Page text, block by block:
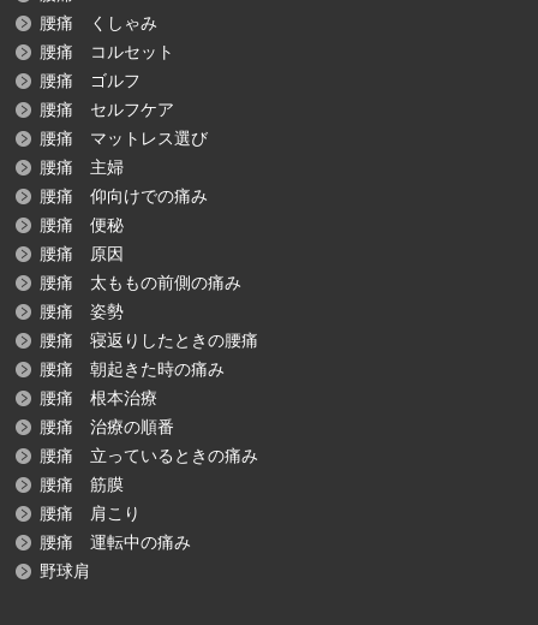
腰痛 くしゃみ
腰痛 コルセット
腰痛 ゴルフ
腰痛 セルフケア
腰痛 マットレス選び
腰痛 主婦
腰痛 仰向けでの痛み
腰痛 便秘
腰痛 原因
腰痛 太ももの前側の痛み
腰痛 姿勢
腰痛 寝返りしたときの腰痛
腰痛 朝起きた時の痛み
腰痛 根本治療
腰痛 治療の順番
腰痛 立っているときの痛み
腰痛 筋膜
腰痛 肩こり
腰痛 運転中の痛み
野球肩